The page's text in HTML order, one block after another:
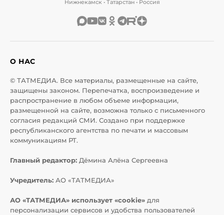
Нижнекамск • Татарстан • Россия
О НАС
© ТАТМЕДИА. Все материалы, размещенные на сайте,
защищены законом. Перепечатка, воспроизведение и
распространение в любом объеме информации,
размещенной на сайте, возможна только с письменного
согласия редакций СМИ. Создано при поддержке
республиканского агентства по печати и массовым
коммуникациям РТ.
Главный редактор: Дёмина Алёна Сергеевна
Учредитель: АО «ТАТМЕДИА»
АО «ТАТМЕДИА» использует «cookie» для
персонализации сервисов и удобства пользователей